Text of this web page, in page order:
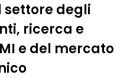
settore degli
ricerca e
e del mercato